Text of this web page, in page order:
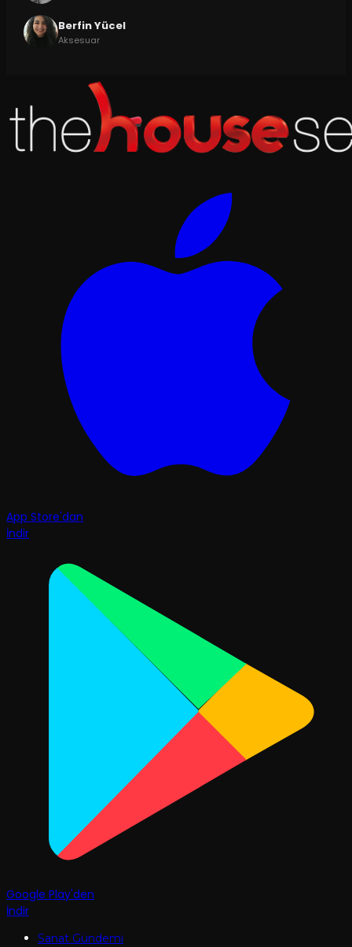
Berfin Yücel
Aksesuar
App Store'dan
İndir
Google Play'den
İndir
Sanat Gündemi